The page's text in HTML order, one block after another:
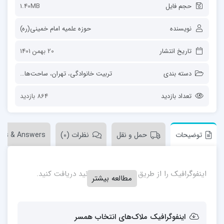
حجم فایل 1.40MB
نویسنده حوزه علمیه امام خمینی(ره)
تاریخ انتشار 20 بهمن 1401
دسته بندی تربیت خانوادگی، تهران، ساحت‌های تربیت
تعداد بازدید 864 بازدید
توضیحات حمل و نقل نظرات (0) & Answers
اینفوگرافیک را از طریق پیوند زیر می‌توانید دریافت کنید.
مطالعه بیشتر
اینفوگرافیک ملاک‌های انتخاب همسر